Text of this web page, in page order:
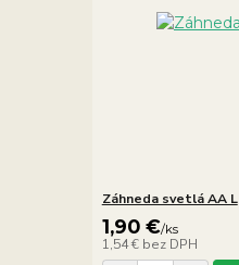
Záhneda svetlá AA L
1,90 €/ks
1,54 € bez DPH